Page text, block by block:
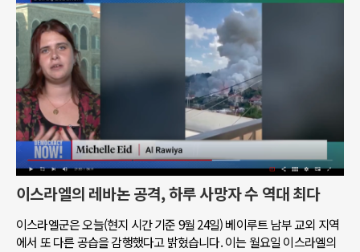
이스라엘의 레바논 공격, 하루 사망자 수 역대 최다
이스라엘군은 오늘(현지 시간 기준 9월 24일) 베이루트 남부 교외 지역
에서 또 다른 공습을 감행했다고 밝혔습니다. 이는 월요일 이스라엘의